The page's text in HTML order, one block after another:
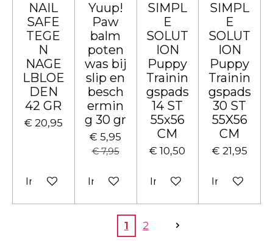
NAIL
SAFE
TEGE
N
NAGE
LBLOE
DEN
42 GR
€ 20,95
In winkelwagen
Yuup!
Paw
balm
poten
was bij
slip en
besch
ermin
g 30 gr
€ 5,95
€ 7,95
In winkelwagen
SIMPL
E
SOLUT
ION
Puppy
Trainin
gspads
14 ST
55x56
CM
€ 10,50
In winkelwagen
SIMPL
E
SOLUT
ION
Puppy
Trainin
gspads
30 ST
55X56
CM
€ 21,95
In
1 2